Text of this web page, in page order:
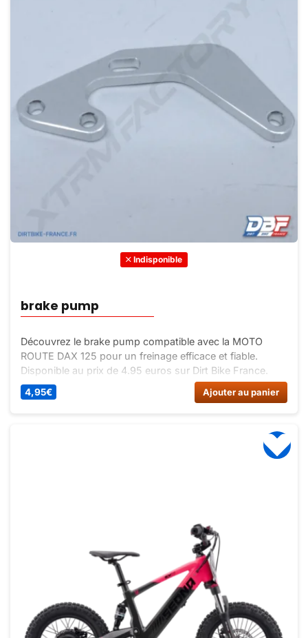
Indisponible
brake pump
Découvrez le brake pump compatible avec la MOTO
ROUTE DAX 125 pour un freinage efficace et fiable.
Disponible au prix de 4.95 euros sur Dirt Bike France.
Commandez dès maintenant !
4,95€ Ajouter au panier